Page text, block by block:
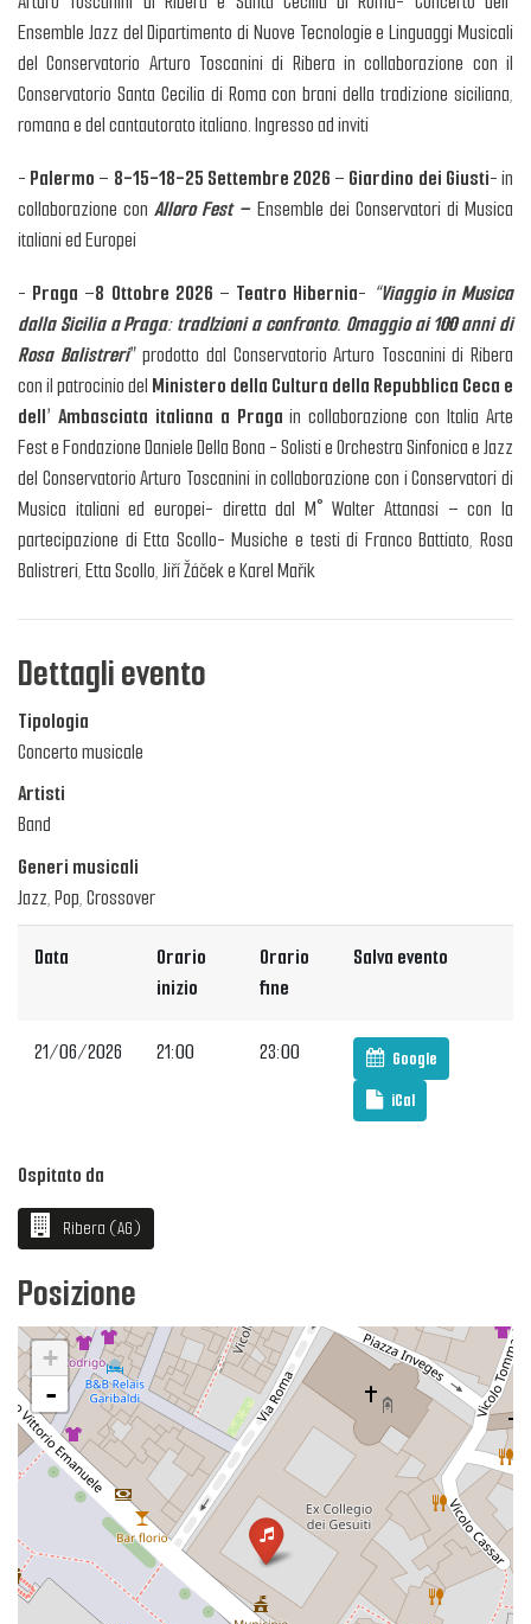
Ensemble Jazz del Dipartimento di Nuove Tecnologie e Linguaggi Musicali
del Conservatorio Arturo Toscanini di Ribera in collaborazione con il
Conservatorio Santa Cecilia di Roma con brani della tradizione siciliana,
romana e del cantautorato italiano.Ingresso ad inviti
- Palermo – 8-15-18-25 Settembre 2026 – Giardino dei Giusti- in
collaborazione conAlloro Fest – Ensemble dei Conservatori di Musica
italiani ed Europei
- Praga –8 Ottobre 2026 – Teatro Hibernia- “Viaggio in Musica
dalla Sicilia a Praga: tradIzioni a confronto. Omaggio ai 100 anni di
Rosa Balistreri”prodotto dal Conservatorio Arturo Toscanini di Ribera
con il patrocinio del Ministero della Cultura della Repubblica Ceca e
dell’ Ambasciata italiana a Praga in collaborazione con Italia Arte
Fest e Fondazione Daniele Della Bona - Solisti e Orchestra Sinfonica e Jazz
del Conservatorio Arturo Toscanini in collaborazione con i Conservatori di
Musica italiani ed europei- diretta dal M° Walter Attanasi – con la
partecipazione di Etta Scollo- Musiche e testi di Franco Battiato, Rosa
Balistreri, Etta Scollo, Jiří Žáček e Karel Mařik
Dettagli evento
Tipologia
Concerto musicale
Artisti
Band
Generi musicali
Jazz, Pop, Crossover
Data
Orario
inizio
Orario
fine
Salva evento
21/06/2026 21:00 23:00
Google
iCal
Ospitato da
Ribera (AG)
Posizione
+
-